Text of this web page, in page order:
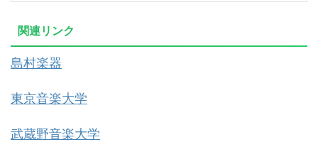
関連リンク
島村楽器
東京音楽大学
武蔵野音楽大学